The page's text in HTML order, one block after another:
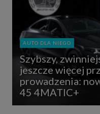
AUTO DLA NIEGO
Szybszy,
jeszcze więcej
prowadzenia:
45 4MATIC+